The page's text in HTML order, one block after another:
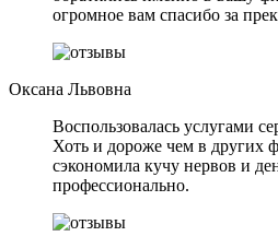
огромное вам спасибо за
Оксана Львовна
Воспользовалась услугами
Хоть и дороже чем в других
сэкономила кучу нервов и
профессионально.